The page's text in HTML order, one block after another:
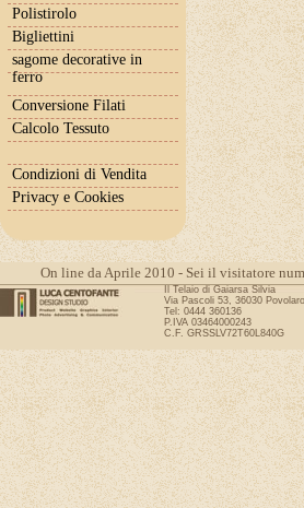
Polistirolo
Bigliettini
sagome decorative in
ferro
Conversione Filati
Calcolo Tessuto
Condizioni di Vendita
Privacy e Cookies
On line da Aprile 2010 - Sei il visitatore
Il Telaio di Gaiarsa Silvia
Via Pascoli 53, 36030
Tel: 0444 360136
P.IVA 03464000243
C.F. GRSSLV72T60L840G